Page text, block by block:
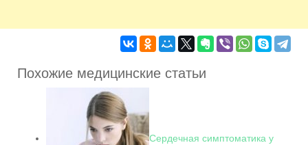
Похожие медицинские статьи
Сердечная симптоматика у